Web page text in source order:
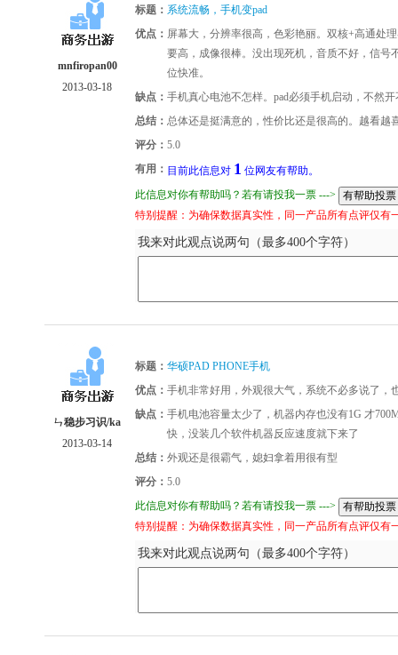
mnfiropan00
2013-03-18
标题： 系统流畅，手机变pad
优点： 屏幕大，分辨率很高，色彩艳丽。双核+高通处
要高，成像很棒。没出现死机，音质不好，信号
位快准。
缺点： 手机真心电池不怎样。pad必须手机启动，不然
总结： 总体还是挺满意的，性价比还是很高的。越看越
评分： 5.0
有用： 目前此信息对 1 位网友有帮助。
此信息对你有帮助吗？若有请投我一票 --->
特别提醒：为确保数据真实性，同一产品所有点评仅有
我来对此观点说两句（最多400个字符）
ㄣ稳步习识/ka
2013-03-14
标题： 华硕PAD PHONE手机
优点： 手机非常好用，外观很大气，系统不必多说了，
缺点： 手机电池容量太少了，机器内存也没有1G 才
快，没装几个软件机器反应速度就下来了
总结： 外观还是很霸气，媳妇拿着用很有型
评分： 5.0
此信息对你有帮助吗？若有请投我一票 --->
特别提醒：为确保数据真实性，同一产品所有点评仅有
我来对此观点说两句（最多400个字符）